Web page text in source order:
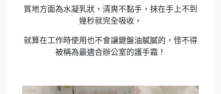
質地方面為水凝乳狀，清爽不黏手，抹在手上不到
幾秒就完全吸收，
就算在工作時使用也不會讓鍵盤油膩膩的，怪不得
被稱為最適合辦公室的護手霜！